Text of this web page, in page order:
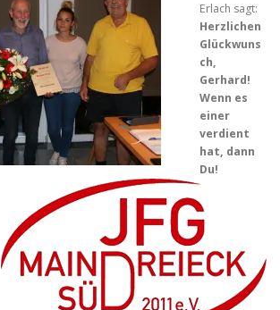
Erlach sagt:
Herzlichen
Glückwuns
ch,
Gerhard!
Wenn es
einer
verdient
hat, dann
Du!